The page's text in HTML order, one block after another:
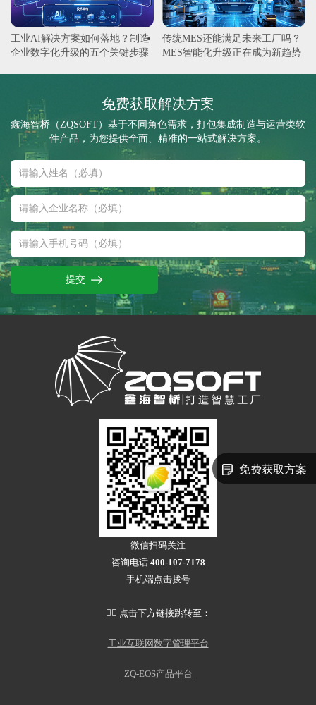
工业AI解决方案如何落地？制造
企业数字化升级的五个关键步骤
传统MES还能满足未来工厂吗？
MES智能化升级正在成为新趋势
免费获取解决方案
鑫海智桥（ZQSOFT）基于不同角色需求，打包集成制造与运营类软
件产品，为您提供全面、精准的一站式解决方案。
提交
微信扫码关注
咨询电话 400-107-7178
手机端点击拨号
👇🏻 点击下方链接跳转至：
工业互联网数字管理平台
ZQ-EOS产品平台
免费获取方案